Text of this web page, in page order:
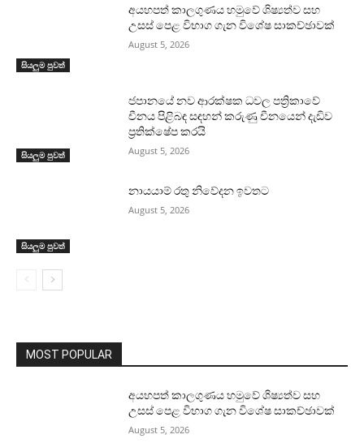
සියලුම පුවත්
අයහපත් කාලගුණය හමුවේ ශිෂ්‍යත්ව සහ
උසස් පෙළ විභාග ගැන විශේෂ සාකච්ඡාවක්
August 5, 2026
සියලුම පුවත්
ජපානයේ නව ආරක්ෂක ධවල පත්‍රිකාවේ
චීනය පිළිබඳ සඳහන් කරුණු චීනයෙන් දැඩිව
ප්‍රතික්ෂේප කරයි
August 5, 2026
සියලුම පුවත්
නායයාම් රතු නිවේදන ඉවතට
August 5, 2026
MOST POPULAR
අයහපත් කාලගුණය හමුවේ ශිෂ්‍යත්ව සහ
උසස් පෙළ විභාග ගැන විශේෂ සාකච්ඡාවක්
August 5, 2026